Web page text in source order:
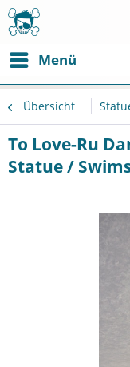
Menü
Übersicht
To Love-Ru
Statue /